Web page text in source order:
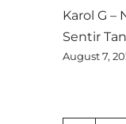
Karol G –
Sentir
August 7,